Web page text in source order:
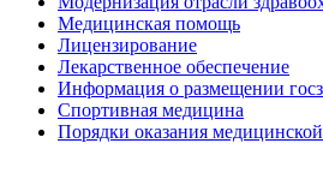
Медицинская помощь
Лицензирование
Лекарственное обеспечение
Информация о размещении
Спортивная медицина
Порядки оказания